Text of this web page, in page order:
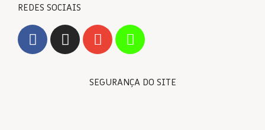
REDES SOCIAIS
SEGURANÇA DO SITE